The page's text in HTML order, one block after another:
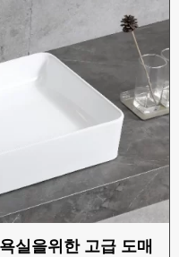
실을위한 고급 도매